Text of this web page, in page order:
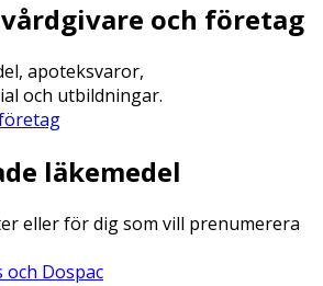
och företag
apoteksvaror,
och utbildningar.
läkemedel
eller för dig som vill prenumerera
och Dospac